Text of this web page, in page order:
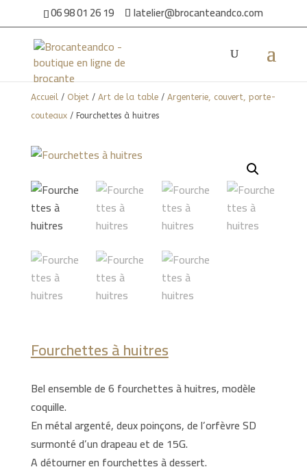
06 98 01 26 19 latelier@brocanteandco.com
Accueil/ Objet/ Art de la table/ Argenterie, couvert, porte-
couteaux/ Fourchettes à huitres
Fourchettes à huitres
Bel ensemble de 6 fourchettes à huitres, modèle
coquille.
En métal argenté, deux poinçons, de l’orfèvre SD
surmonté d’un drapeau et de 15G.
A détourner en fourchettes à dessert.